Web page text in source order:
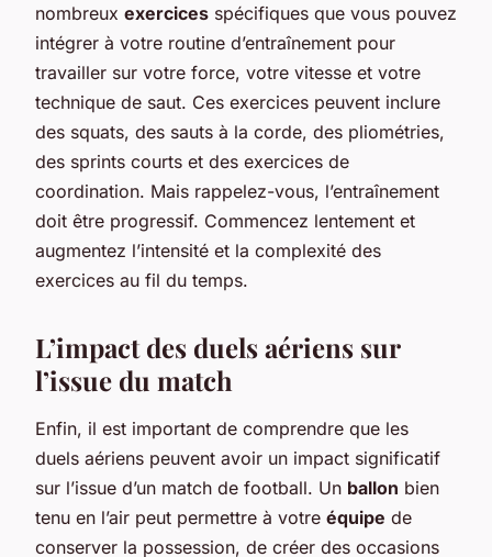
nombreux exercices spécifiques que vous pouvez
intégrer à votre routine d’entraînement pour
travailler sur votre force, votre vitesse et votre
technique de saut. Ces exercices peuvent inclure
des squats, des sauts à la corde, des pliométries,
des sprints courts et des exercices de
coordination. Mais rappelez-vous, l’entraînement
doit être progressif. Commencez lentement et
augmentez l’intensité et la complexité des
exercices au fil du temps.
L’impact des duels aériens sur
l’issue du match
Enfin, il est important de comprendre que les
duels aériens peuvent avoir un impact significatif
sur l’issue d’un match de football. Un ballon bien
tenu en l’air peut permettre à votre équipe de
conserver la possession, de créer des occasions